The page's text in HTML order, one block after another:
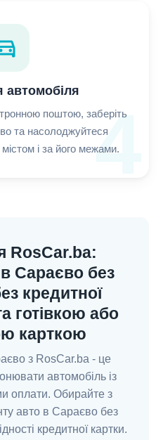
4
поштою, заберіть
та насолоджуйтеся
і за його межами.
RosCar.ba:
Сараєво без
кредитної
готівкою або
карткою
з RosCar.ba - це
автомобіль із
оплати. Обирайте з
авто в Сараєво без
кредитної картки.